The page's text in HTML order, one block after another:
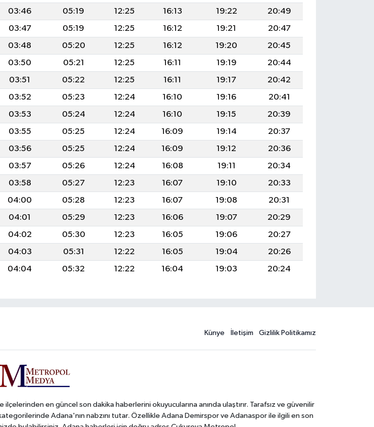
03:46 05:19 12:25 16:13 19:22
20:49
03:47 05:19 12:25 16:12 19:21
20:47
03:48 05:20 12:25 16:12 19:20
20:45
03:50 05:21 12:25 16:11 19:19
20:44
03:51 05:22 12:25 16:11 19:17
20:42
03:52 05:23 12:24 16:10 19:16
20:41
03:53 05:24 12:24 16:10 19:15
20:39
03:55 05:25 12:24 16:09 19:14
20:37
03:56 05:25 12:24 16:09 19:12
20:36
03:57 05:26 12:24 16:08 19:11
20:34
03:58 05:27 12:23 16:07 19:10
20:33
04:00 05:28 12:23 16:07 19:08
20:31
04:01 05:29 12:23 16:06 19:07
20:29
04:02 05:30 12:23 16:05 19:06
20:27
04:03 05:31 12:22 16:05 19:04
20:26
04:04 05:32 12:22 16:04 19:03 20:24
Künye İletişim Gizlilik Politikamız
en güncel son dakika haberlerini okuyucularına anında ulaştırır. Tarafsız ve güvenilir
Adana'nın nabzını tutar. Özellikle Adana Demirspor ve Adanaspor ile ilgili en son